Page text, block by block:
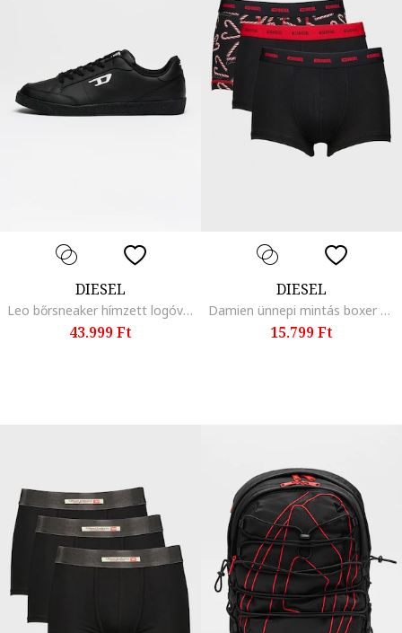
DIESEL
Leo bőrsneaker hímzett logóval, Fekete/Fehér
43.999 Ft
DIESEL
Damien ünnepi mintás boxer szett - 3 db, Piros/Fekete/Törtfehér
15.799 Ft